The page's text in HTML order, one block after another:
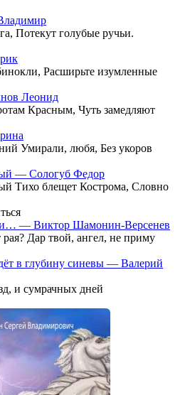
Потекут голубые ручьи.
Расширьте изумленные
Леонид
Красным, Чуть замедляют
Умирали, любя, Без укоров
— Сологуб Федор
Тихо блещет Кострома, Словно
— Виктор Шамонин-Версенев
Дар твой, ангел, не приму
в глубину синевы — Валерий
и сумрачных дней